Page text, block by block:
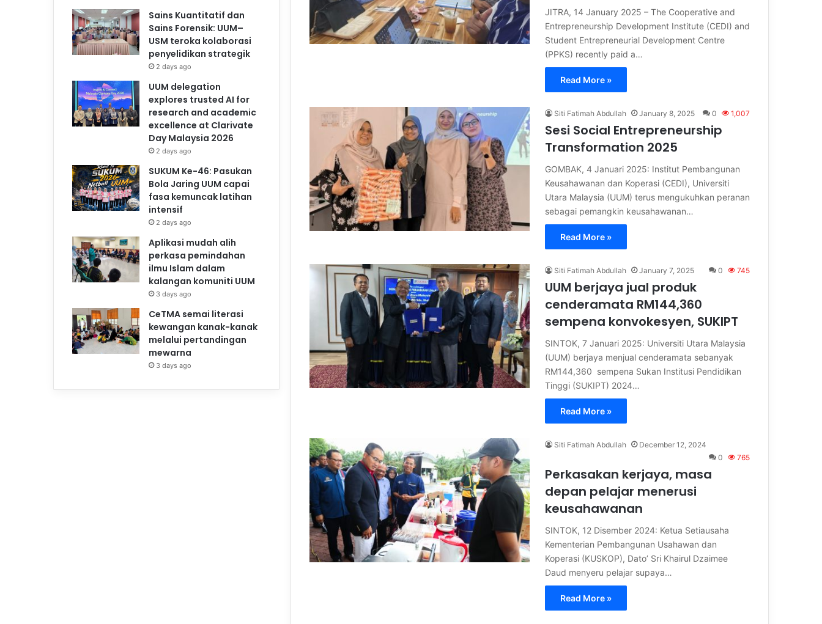
JITRA, 14 January 2025 – The Cooperative and
Entrepreneurship Development Institute (CEDI) and
Student Entrepreneurial Development Centre
(PPKS) recently paid a…
Read More »
Siti Fatimah Abdullah January 8, 2025 0 1,007
Sesi Social Entrepreneurship
Transformation 2025
GOMBAK, 4 Januari 2025: Institut Pembangunan
Keusahawanan dan Koperasi (CEDI), Universiti
Utara Malaysia (UUM) terus mengukuhkan peranan
sebagai pemangkin keusahawanan…
Read More »
Siti Fatimah Abdullah January 7, 2025 0 745
UUM berjaya jual produk
cenderamata RM144,360
sempena konvokesyen, SUKIPT
SINTOK, 7 Januari 2025: Universiti Utara Malaysia
(UUM) berjaya menjual cenderamata sebanyak
RM144,360 sempena Sukan Institusi Pendidikan
Tinggi (SUKIPT) 2024…
Read More »
Siti Fatimah Abdullah
December 12, 2024
0
765
Perkasakan kerjaya, masa
depan pelajar menerusi
keusahawanan
SINTOK, 12 Disember 2024: Ketua Setiausaha
Kementerian Pembangunan Usahawan dan
Koperasi (KUSKOP), Dato’ Sri Khairul Dzaimee
Daud menyeru pelajar supaya…
Read More »
Sains Kuantitatif dan
Sains Forensik: UUM–
USM teroka kolaborasi
penyelidikan strategik
2 days ago
UUM delegation
explores trusted AI for
research and academic
excellence at Clarivate
Day Malaysia 2026
2 days ago
SUKUM Ke-46: Pasukan
Bola Jaring UUM capai
fasa kemuncak latihan
intensif
2 days ago
Aplikasi mudah alih
perkasa pemindahan
ilmu Islam dalam
kalangan komuniti UUM
3 days ago
CeTMA semai literasi
kewangan kanak-kanak
melalui pertandingan
mewarna
3 days ago